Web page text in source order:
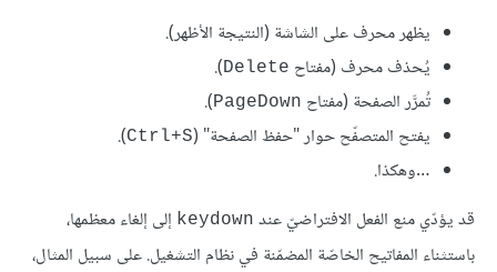
يظهر محرف على الشاشة (النتيجة اﻷظهر).
يُحذف محرف (مفتاح Delete
).
تُمرَّر الصفحة (مفتاح PageDown
).
يفتح المتصفّح حوار "حفظ الصفحة" (Ctrl+S
).
…وهكذا.
قد يؤدّي منع الفعل الافتراضيّ عند keydown إلى إلغاء معظمها،
باستثناء المفاتيح الخاصّة المضمّنة في نظام التشغيل. على سبيل المثال،